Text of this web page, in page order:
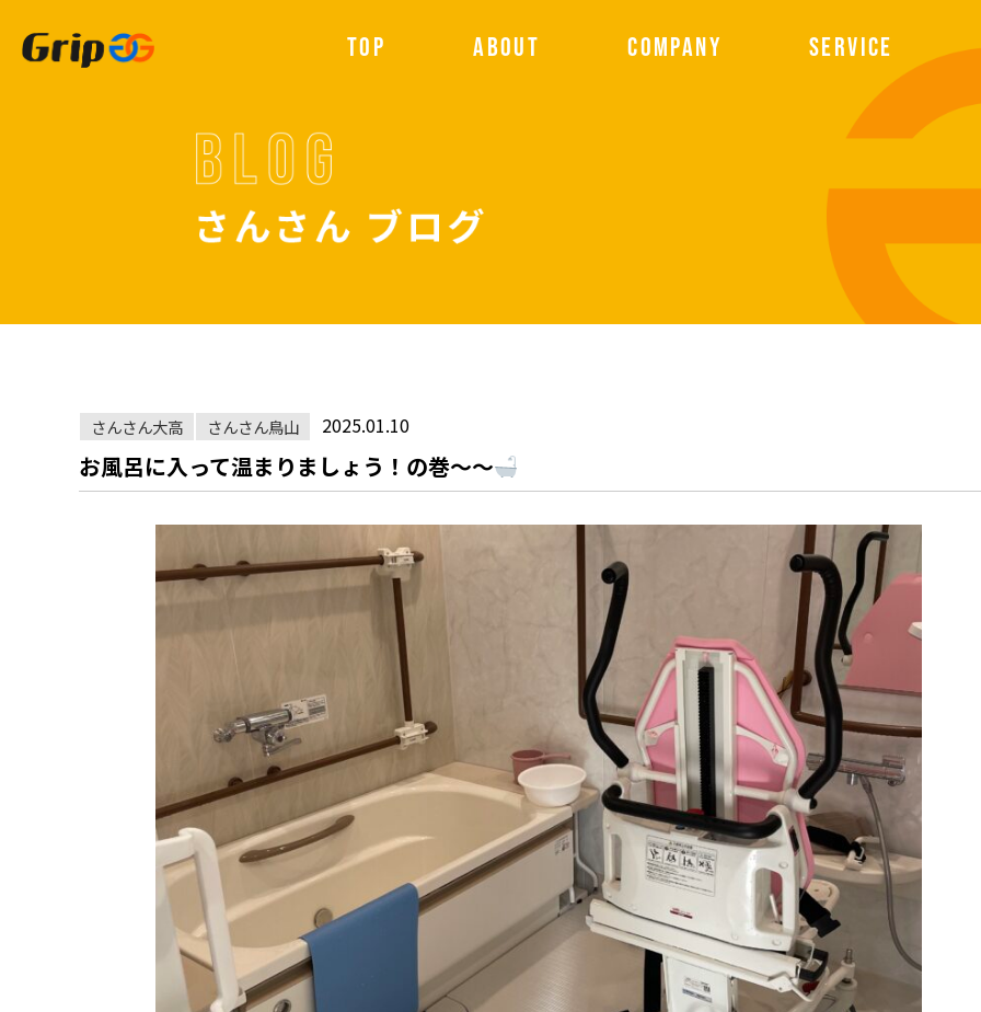
TOP ABOUT COMPANY SERVICE
さんさん大高 さんさん鳥山 2025.01.10
お風呂に入って温まりましょう！の巻～～